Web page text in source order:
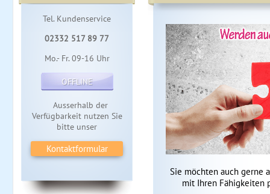
Tel. Kundenservice
02332 517 89 77
Mo.- Fr. 09-16 Uhr
OFFLINE
Ausserhalb der
Verfügbarkeit nutzen Sie
bitte unser
Kontaktformular
Sie möchten auch gerne
mit Ihren Fähigkeiten